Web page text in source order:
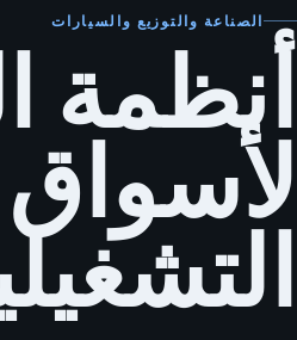
الصناعة والتوزيع والسيارات
أنظمة